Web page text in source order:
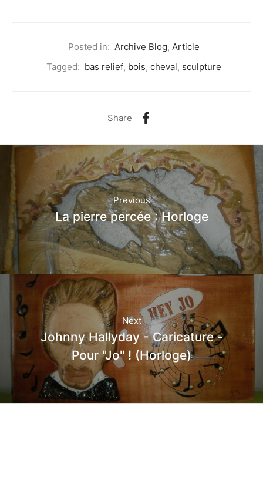
Posted in: Archive Blog, Article
Tagged: bas relief, bois, cheval, sculpture
Share
Previous
La pierre percée : Horloge
Next
Johnny Hallyday - Caricature -
Pour "Jo" ! (Horloge)